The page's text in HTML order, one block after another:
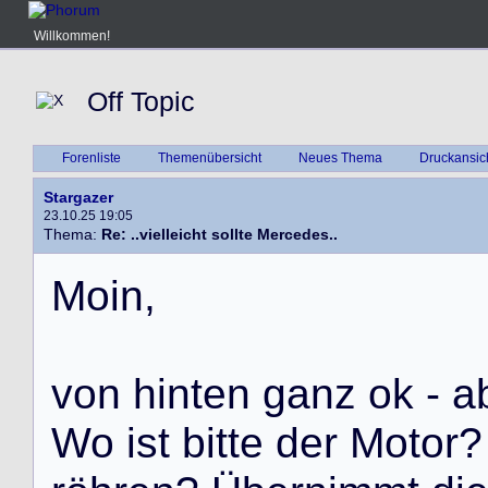
Willkommen!
Off Topic
Forenliste Themenübersicht Neues Thema
Stargazer
23.10.25 19:05
Thema: Re: ..vielleicht sollte Mercedes..
Moin,
von hinten ganz ok - a
Wo ist bitte der Motor?